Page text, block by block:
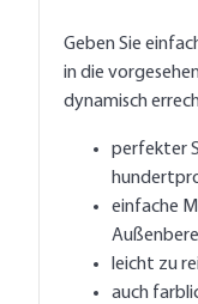
Geben Sie
in die
dynamisch
perfekter
einfache
leicht zu
auch